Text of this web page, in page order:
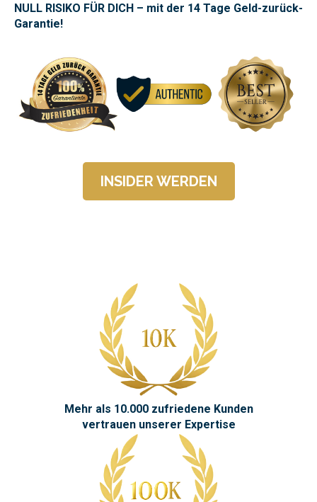
NULL RISIKO FÜR DICH – mit der 14 Tage Geld-zurück-
Garantie!
INSIDER WERDEN
Mehr als 10.000 zufriedene Kunden
vertrauen unserer Expertise